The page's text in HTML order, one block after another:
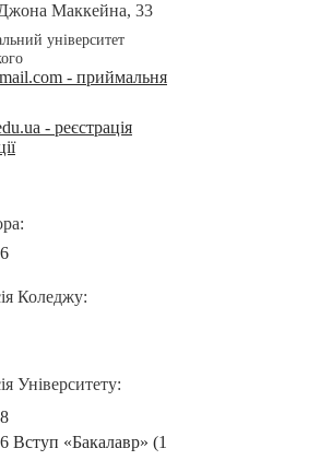
Маккейна, 33
університет
- приймальня
- реєстрація
Коледжу:
Університету:
Вступ «Бакалавр» (1